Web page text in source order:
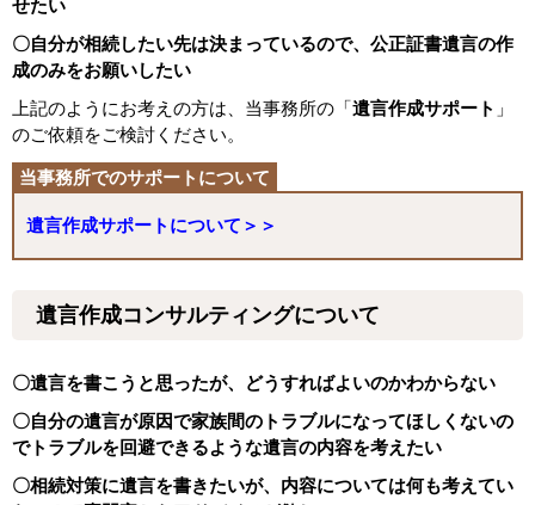
せたい
〇自分が相続したい先は決まっているので、公正証書遺言の作
成のみをお願いしたい
上記のようにお考えの方は、当事務所の「遺言作成サポート 」
のご依頼をご検討ください。
遺言作成サポートについて＞＞
遺言作成コンサルティングについて
〇遺言を書こうと思ったが、どうすればよいのかわからない
〇自分の遺言が原因で家族間のトラブルになってほしくないの
でトラブルを回避できるような遺言の内容を考えたい
〇相続対策に遺言を書きたいが、内容については何も考えてい